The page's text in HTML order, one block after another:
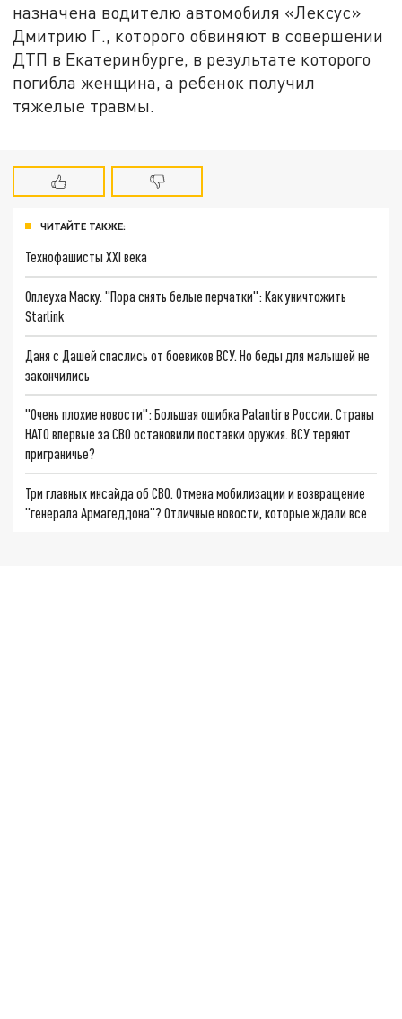
назначена водителю автомобиля «Лексус»
Дмитрию Г., которого обвиняют в совершении
ДТП в Екатеринбурге, в результате которого
погибла женщина, а ребенок получил
тяжелые травмы.
ЧИТАЙТЕ ТАКЖЕ:
Технофашисты XXI века
Оплеуха Маску. "Пора снять белые перчатки": Как уничтожить
Starlink
Даня с Дашей спаслись от боевиков ВСУ. Но беды для малышей не
закончились
"Очень плохие новости": Большая ошибка Palantir в России. Страны
НАТО впервые за СВО остановили поставки оружия. ВСУ теряют
приграничье?
Три главных инсайда об СВО. Отмена мобилизации и возвращение
"генерала Армагеддона"? Отличные новости, которые ждали все